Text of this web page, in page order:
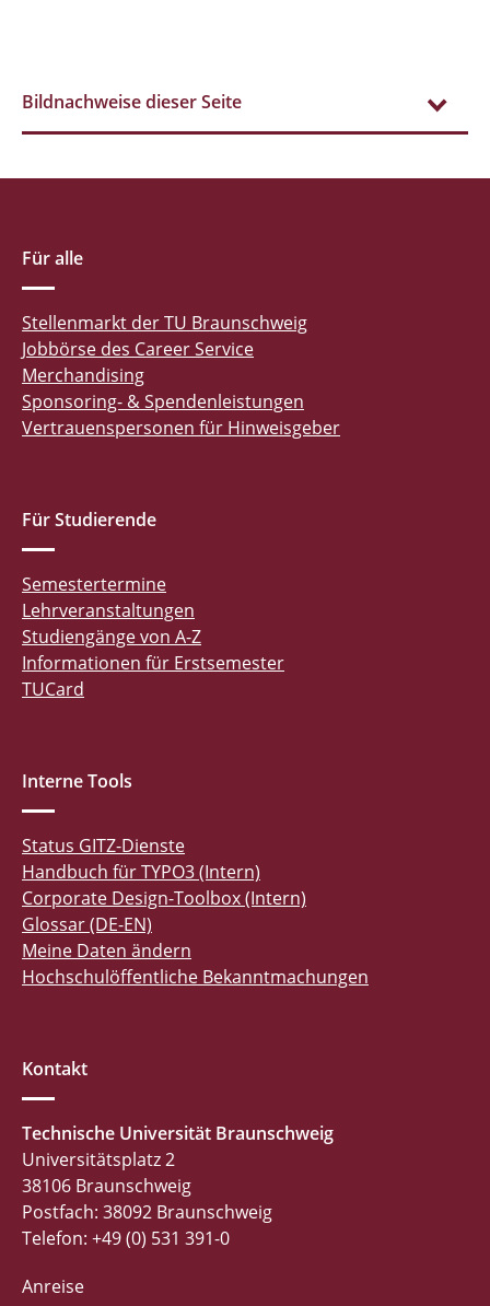
Bildnachweise dieser Seite
Für alle
Stellenmarkt der TU Braunschweig
Jobbörse des Career Service
Merchandising
Sponsoring- & Spendenleistungen
Vertrauenspersonen für Hinweisgeber
Für Studierende
Semestertermine
Lehrveranstaltungen
Studiengänge von A-Z
Informationen für Erstsemester
TUCard
Interne Tools
Status GITZ-Dienste
Handbuch für TYPO3 (Intern)
Corporate Design-Toolbox (Intern)
Glossar (DE-EN)
Meine Daten ändern
Hochschulöffentliche Bekanntmachungen
Kontakt
Technische Universität Braunschweig
Universitätsplatz 2
38106 Braunschweig
Postfach: 38092 Braunschweig
Telefon: +49 (0) 531 391-0
Anreise